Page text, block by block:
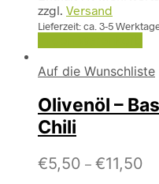
zzgl. Versand
Lieferzeit: ca. 3-5
Auf die Wunschliste
Olivenöl –
Chili
€5,50 – €11,50